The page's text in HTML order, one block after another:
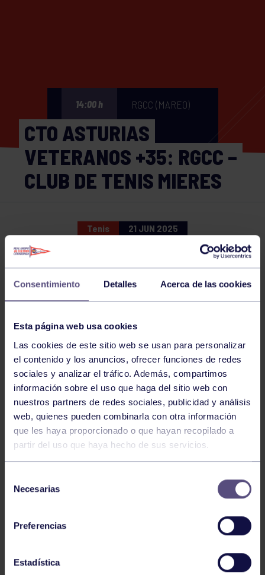
Consentimiento Detalles Acerca de las cookies
Esta página web usa cookies
Las cookies de este sitio web se usan para personalizar
el contenido y los anuncios, ofrecer funciones de redes
sociales y analizar el tráfico. Además, compartimos
información sobre el uso que haga del sitio web con
nuestros partners de redes sociales, publicidad y análisis
web, quienes pueden combinarla con otra información
que les haya proporcionado o que hayan recopilado a
partir del uso que haya hecho de sus servicios.
Necesarias
Preferencias
Estadística
14:00 h RGCC (MAREO)
CTO ASTURIAS
VETERANOS +35: RGCC –
CLUB DE TENIS MIERES
Tenis 21 JUN 2025
NOTICIAS RELACIONADAS
Tenis 05 Ago 2026
VII TORNEO ABANCA